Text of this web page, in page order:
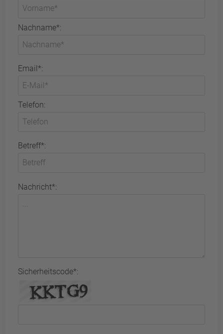
Nachname*:
Email*:
Telefon:
Betreff*:
Nachricht*:
Sicherheitscode*: